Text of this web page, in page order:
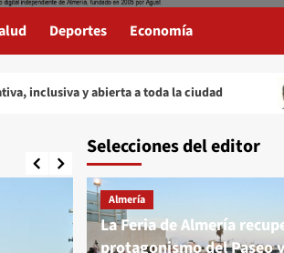
Deportes Economía
y abierta a toda la ciudad La
Selecciones del editor
Almería
La Feria de Almería
protagonismo del Paseo y